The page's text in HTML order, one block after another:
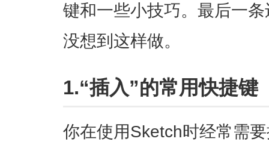
键和一些小技巧。最后一
没想到这样做。
1.“插入”的常用快捷键
你在使用Sketch时经常需